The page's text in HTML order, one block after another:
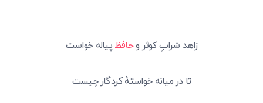
زاهد شرابِ کوثر وحافظ پیاله خواست
تا در میانه خواستهٔ کردگار چیست